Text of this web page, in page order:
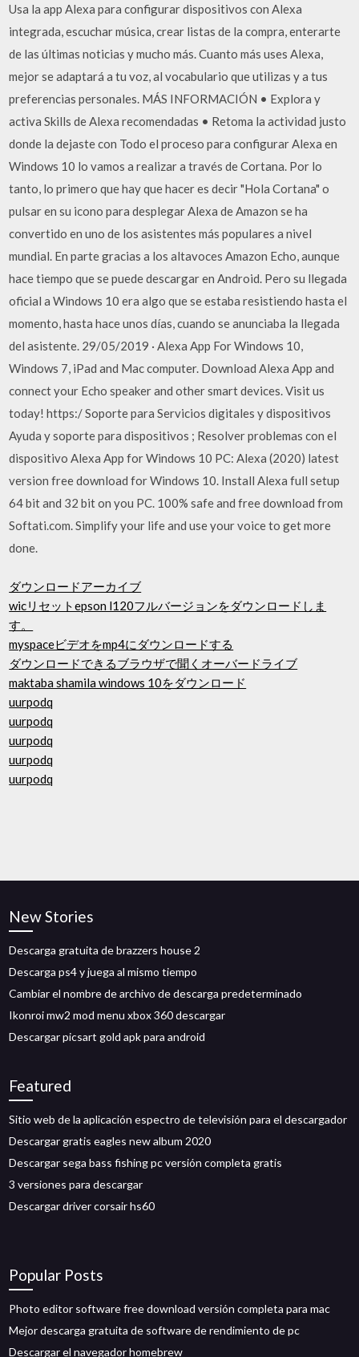
Usa la app Alexa para configurar dispositivos con Alexa
integrada, escuchar música, crear listas de la compra, enterarte
de las últimas noticias y mucho más. Cuanto más uses Alexa,
mejor se adaptará a tu voz, al vocabulario que utilizas y a tus
preferencias personales. MÁS INFORMACIÓN • Explora y
activa Skills de Alexa recomendadas • Retoma la actividad justo
donde la dejaste con Todo el proceso para configurar Alexa en
Windows 10 lo vamos a realizar a través de Cortana. Por lo
tanto, lo primero que hay que hacer es decir "Hola Cortana" o
pulsar en su icono para desplegar Alexa de Amazon se ha
convertido en uno de los asistentes más populares a nivel
mundial. En parte gracias a los altavoces Amazon Echo, aunque
hace tiempo que se puede descargar en Android. Pero su llegada
oficial a Windows 10 era algo que se estaba resistiendo hasta el
momento, hasta hace unos días, cuando se anunciaba la llegada
del asistente. 29/05/2019 · Alexa App For Windows 10,
Windows 7, iPad and Mac computer. Download Alexa App and
connect your Echo speaker and other smart devices. Visit us
today! https:/ Soporte para Servicios digitales y dispositivos
Ayuda y soporte para dispositivos ; Resolver problemas con el
dispositivo Alexa App for Windows 10 PC: Alexa (2020) latest
version free download for Windows 10. Install Alexa full setup
64 bit and 32 bit on you PC. 100% safe and free download from
Softati.com. Simplify your life and use your voice to get more
done.
ダウンロードアーカイブ
wicリセットepson l120フルバージョンをダウンロードしま
す。
myspaceビデオをmp4にダウンロードする
ダウンロードできるブラウザで聞くオーバードライブ
maktaba shamila windows 10をダウンロード
uurpodq
uurpodq
uurpodq
uurpodq
uurpodq
New Stories
Descarga gratuita de brazzers house 2
Descarga ps4 y juega al mismo tiempo
Cambiar el nombre de archivo de descarga predeterminado
Ikonroi mw2 mod menu xbox 360 descargar
Descargar picsart gold apk para android
Featured
Sitio web de la aplicación espectro de televisión para el descargador
Descargar gratis eagles new album 2020
Descargar sega bass fishing pc versión completa gratis
3 versiones para descargar
Descargar driver corsair hs60
Popular Posts
Photo editor software free download versión completa para mac
Mejor descarga gratuita de software de rendimiento de pc
Descargar el navegador homebrew